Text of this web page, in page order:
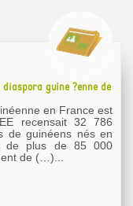
guine ?enne de
en France est
recensait 32 786
de guinéens nés en
de plus de 85 000
de (…)...